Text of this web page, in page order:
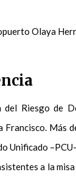
Olaya
Riesgo de
Más
Unificado
a la